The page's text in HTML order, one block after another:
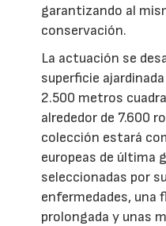
garantizando al
conservación.
La actuación se
superficie
2.500 metros
alrededor de 7.600
colección estará
europeas de última
seleccionadas por
enfermedades, una
prolongada y unas